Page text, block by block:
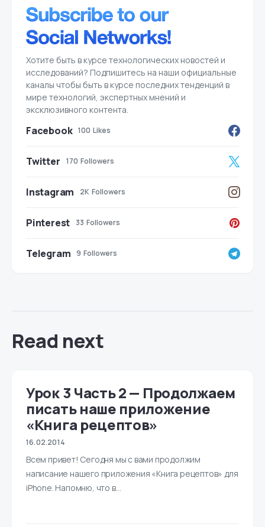
Хотите быть в курсе технологических новостей и
исследований? Подпишитесь на наши официальные
каналы чтобы быть в курсе последних тенденций в
мире технологий, экспертных мнений и
эксклюзивного контента.
Facebook 100 Likes
Twitter 170 Followers
Instagram 2K Followers
Pinterest 33 Followers
Telegram 9 Followers
Read next
Урок 3 Часть 2 — Продолжаем
писать наше приложение
«Книга рецептов»
16.02.2014
Всем привет! Сегодня мы с вами продолжим
написание нашего приложения «Книга рецептов» для
iPhone. Напомню, что в…